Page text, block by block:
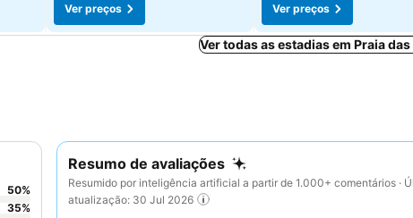
Ver preços
Ver preços
Ver todas as estadias em Praia
Resumo de avaliações
Resumido por inteligência artificial a partir de 1.000+ comentários ·
atualização: 30 Jul 2026
50%
35%